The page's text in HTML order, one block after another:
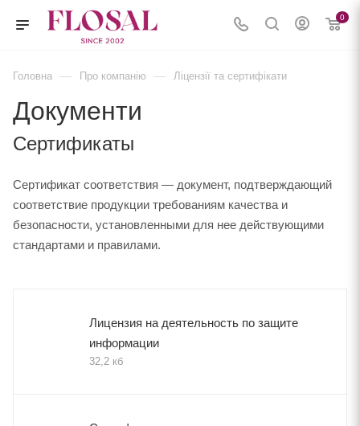
0
Головна — Про компанію — Ліцензії та сертифікати
Документи
Сертификаты
Сертификат соответствия — документ, подтверждающий
соответствие продукции требованиям качества и
безопасности, установленными для нее действующими
стандартами и правилами.
Лицензия на деятельность по защите
информации
32,2 кб